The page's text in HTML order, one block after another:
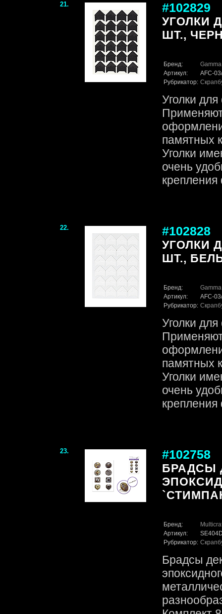
21. #102829
УГОЛКИ
ШТ.,
Бренд:
Gamma
Артикул:
AFC-
Рубрикатор:
Уголки
памятных
Уголки
очень
22. #102828
УГОЛКИ
ШТ.,
Бренд:
Gamma
Артикул:
AFC-
Рубрикатор:
Уголки
памятных
Уголки
очень
23. #102758
БРАДСЫ
Бренд:
Артикул:
Рубрикатор:
Брадсы